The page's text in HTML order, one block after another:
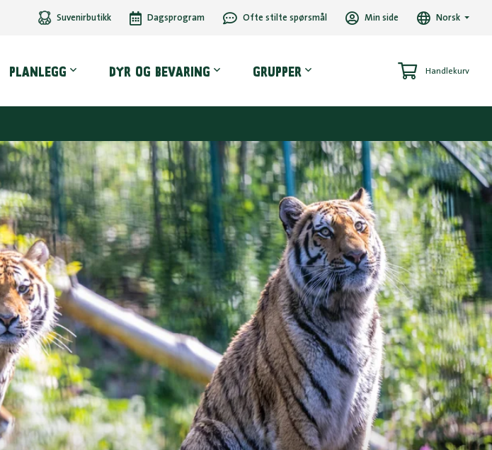
Suvenirbutikk Dagsprogram Ofte stilte spørsmål Min side Norsk
PLANLEGG DYR OG BEVARING GRUPPER Handlekurv